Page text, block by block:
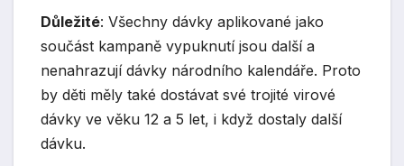
Důležité: Všechny dávky aplikované jako
součást kampaně vypuknutí jsou další a
nenahrazují dávky národního kalendáře. Proto
by děti měly také dostávat své trojité virové
dávky ve věku 12 a 5 let, i když dostaly další
dávku.